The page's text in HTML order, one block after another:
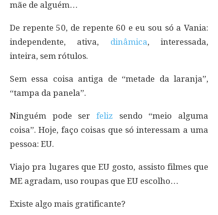
mãe de alguém…
De repente 50, de repente 60 e eu sou só a Vania:
independente, ativa, dinâmica, interessada,
inteira, sem rótulos.
Sem essa coisa antiga de “metade da laranja”,
“tampa da panela”.
Ninguém pode ser feliz sendo “meio alguma
coisa”. Hoje, faço coisas que só interessam a uma
pessoa: EU.
Viajo pra lugares que EU gosto, assisto filmes que
ME agradam, uso roupas que EU escolho…
Existe algo mais gratificante?